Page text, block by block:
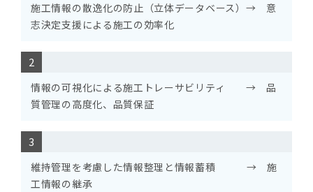
施工情報の散逸化の防止（立体データベース）→ 意
志決定支援による施工の効率化
情報の可視化による施工トレーサビリティ → 品
質管理の高度化、品質保証
維持管理を考慮した情報整理と情報蓄積 → 施
工情報の継承